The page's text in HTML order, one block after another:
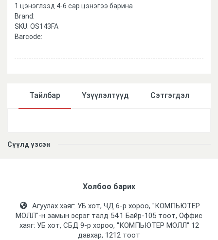
1 цэнэглээд 4-6 сар цэнэгээ барина
Brand:
SKU: OS143FA
Barcode:
Тайлбар Үзүүлэлтүүд Сэтгэгдэл
Сүүлд үзсэн
Холбоо барих
Агуулах хаяг: УБ хот, ЧД 6-р хороо, "КОМПЬЮТЕР
МОЛЛ᠌"-н замын эсрэг талд 54.1 Байр-105 тоот, Оффис
хаяг: УБ хот, СБД 9-р хороо, "КОМПЬЮТЕР МОЛЛ᠌" 12
давхар, 1212 тоот